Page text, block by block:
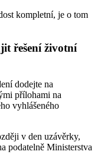
kompletní, je o tom
řešení životní
dodejte na
přílohami na
vyhlášeného
v den uzávěrky,
podatelně Ministerstva